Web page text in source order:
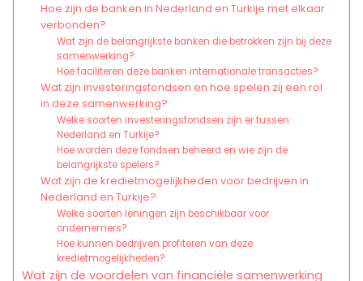
Hoe zijn de banken in Nederland en Turkije met elkaar
verbonden?
Wat zijn de belangrijkste banken die betrokken zijn bij deze
samenwerking?
Hoe faciliteren deze banken internationale transacties?
Wat zijn investeringsfondsen en hoe spelen zij een rol
in deze samenwerking?
Welke soorten investeringsfondsen zijn er tussen
Nederland en Turkije?
Hoe worden deze fondsen beheerd en wie zijn de
belangrijkste spelers?
Wat zijn de kredietmogelijkheden voor bedrijven in
Nederland en Turkije?
Welke soorten leningen zijn beschikbaar voor
ondernemers?
Hoe kunnen bedrijven profiteren van deze
kredietmogelijkheden?
Wat zijn de voordelen van financiële samenwerking